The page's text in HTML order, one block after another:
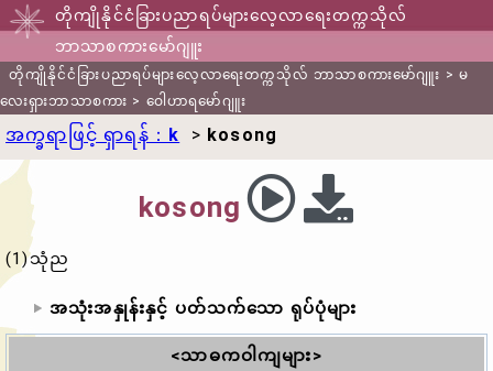
တိုကျိုနိုင်ငံခြားပညာရပ်များလေ့လာရေးတက္ကသိုလ်
ဘာသာစကားမော်ဂျူး
တိုကျိုနိုင်ငံခြားပညာရပ်များလေ့လာရေးတက္ကသိုလ် ဘာသာစကားမော်ဂျူး >မ
လေးရှားဘာသာစကား > ဝေါဟာရမော်ဂျူး
အက္ခရာဖြင့် ရှာရန်： k > kosong
kosong
(1)သုံည
အသုံးအနှုန်းနှင့် ပတ်သက်သော ရုပ်ပုံများ
<သာဓကဝါကျများ>